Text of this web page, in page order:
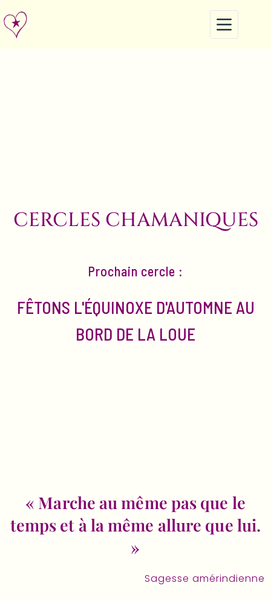
CERCLES CHAMANIQUES
Prochain cercle :
FÊTONS L'ÉQUINOXE D'AUTOMNE AU
BORD DE LA LOUE
« Marche au même pas que le
temps et à la même allure que lui.
»
Sagesse amérindienne